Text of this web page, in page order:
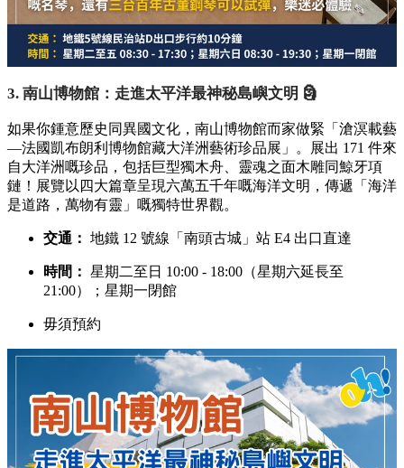
3. 南山博物館：走進太平洋最神秘島嶼文明 🗿
如果你鍾意歷史同異國文化，南山博物館而家做緊「滄溟載藝
—法國凱布朗利博物館藏大洋洲藝術珍品展」。展出 171 件來
自大洋洲嘅珍品，包括巨型獨木舟、靈魂之面木雕同鯨牙項
鏈！展覽以四大篇章呈現六萬五千年嘅海洋文明，傳遞「海洋
是道路，萬物有靈」嘅獨特世界觀。
交通： 地鐵 12 號線「南頭古城」站 E4 出口直達
時間： 星期二至日 10:00 - 18:00（星期六延長至
21:00）；星期一閉館
毋須預約